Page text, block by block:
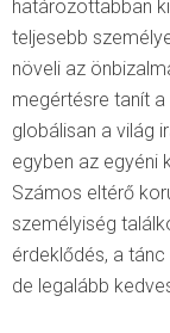
határozottabban
teljesebb
növeli az
megértésre tanít
globálisan a világ
egyben az egyéni
Számos eltérő
személyiség
érdeklődés, a
de legalább